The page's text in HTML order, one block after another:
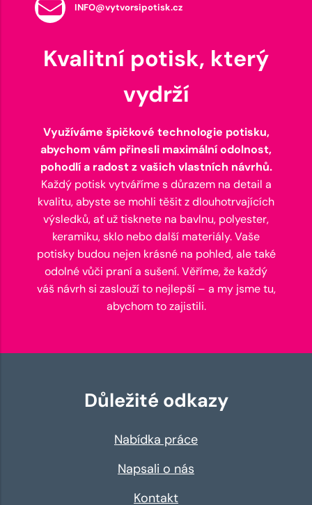
INFO@vytvorsipotisk.cz
Kvalitní potisk, který
vydrží
Využíváme špičkové technologie potisku,
abychom vám přinesli maximální odolnost,
pohodlí a radost z vašich vlastních návrhů.
Každý potisk vytváříme s důrazem na detail a
kvalitu, abyste se mohli těšit z dlouhotrvajících
výsledků, ať už tisknete na bavlnu, polyester,
keramiku, sklo nebo další materiály. Vaše
potisky budou nejen krásné na pohled, ale také
odolné vůči praní a sušení. Věříme, že každý
váš návrh si zaslouží to nejlepší – a my jsme tu,
abychom to zajistili.
Důležité odkazy
Nabídka práce
Napsali o nás
Kontakt